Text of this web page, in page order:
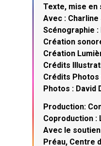
Texte, mise en
Avec : Charline
Scénographie
Création
Création
Crédits
Crédits Photos
Photos : David
Production:
Coproduction :
Avec le
Préau, Centre